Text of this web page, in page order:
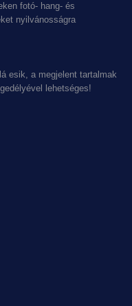
fotó- hang- és
nyilvánosságra
esik, a megjelent tartalmak
lehetséges!